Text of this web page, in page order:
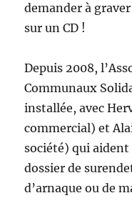
demander à
sur un CD !
Depuis 2008,
Communaux
installée, avec
commercial) et
société) qui
dossier de
d’arnaque ou de